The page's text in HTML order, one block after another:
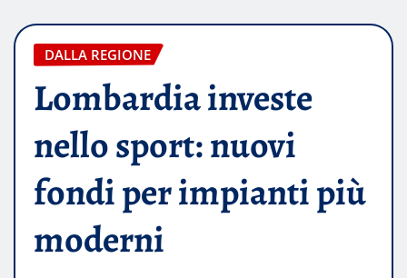
DALLA REGIONE
Lombardia investe
nello sport: nuovi
fondi per impianti più
moderni